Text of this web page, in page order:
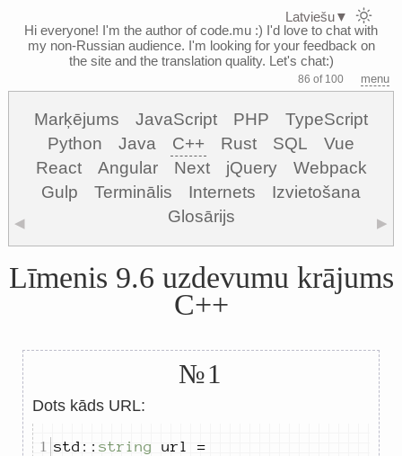
Hi everyone! I'm the author of code.mu :) I'd love to chat with
my non-Russian audience. I'm looking for your feedback on
the site and the translation quality. Let's chat:)
86 of 100 menu
Marķējums JavaScript PHP
TypeScript
Python
Java C++ Rust SQL
Vue
React
Angular Next jQuery
Webpack
Gulp
Terminālis Internets
Izvietošana
Glosārijs
◀ ▶
Līmenis 9.6 uzdevumu krājums
C++
№1
Dots kāds URL:
std :: string url =
Latviešu▼